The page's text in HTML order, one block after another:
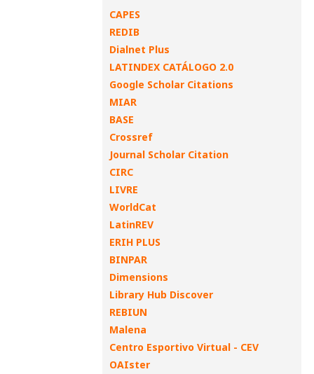
CAPES
REDIB
Dialnet Plus
LATINDEX CATÁLOGO 2.0
Google Scholar Citations
MIAR
BASE
Crossref
Journal Scholar Citation
CIRC
LIVRE
WorldCat
LatinREV
ERIH PLUS
BINPAR
Dimensions
Library Hub Discover
REBIUN
Malena
Centro Esportivo Virtual - CEV
OAIster